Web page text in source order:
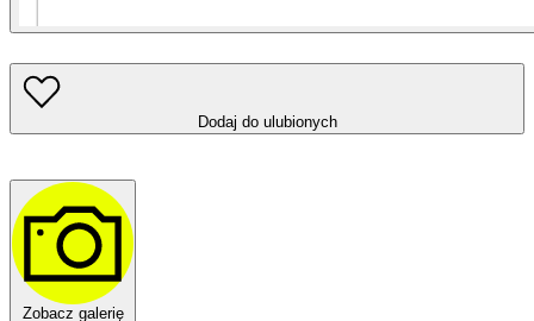
Dodaj do ulubionych
Zobacz galerię